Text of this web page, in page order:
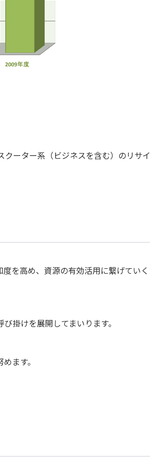
ーター系（ビジネスを含む）のリサイ
を高め、資源の有効活用に繋げていく
掛けを展開してまいります。
ます。